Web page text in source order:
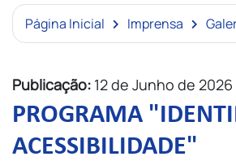
Página Inicial Imprensa
Publicação: 12 de Junho de 2026
PROGRAMA
ACESSIBILIDADE"